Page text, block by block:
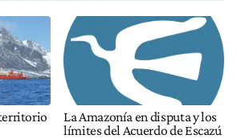
La Amazonía en disputa y los
límites del Acuerdo de Escazú